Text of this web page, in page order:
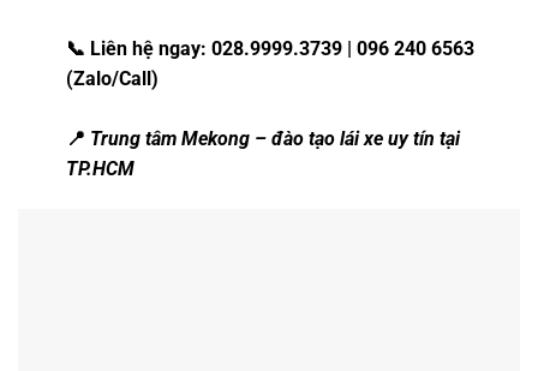
📞 Liên hệ ngay: 028.9999.3739 | 096 240 6563
(Zalo/Call)
📍 Trung tâm Mekong – đào tạo lái xe uy tín tại
TP.HCM